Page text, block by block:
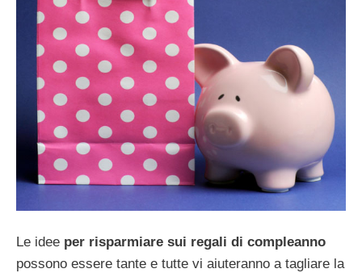
Le idee per risparmiare sui regali di compleanno
possono essere tante e tutte vi aiuteranno a tagliare la